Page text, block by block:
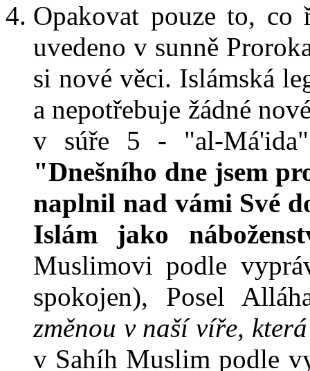
Opakovat pouze to,
uvedeno v sunně
si nové věci. Islámská
a nepotřebuje žádné
v súře 5 - "al-
"Dnešního dne jsem
naplnil nad vámi Své
Islám jako
Muslimovi podle
spokojen), Posel
změnou v naší víře,
v Sahíh Muslim podle